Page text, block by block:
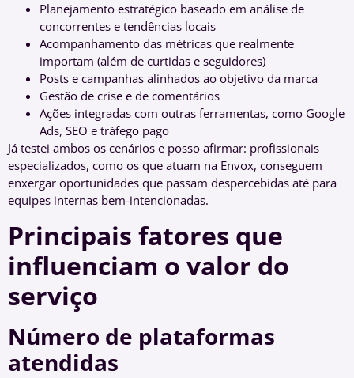
Planejamento estratégico baseado em análise de
concorrentes e tendências locais
Acompanhamento das métricas que realmente
importam (além de curtidas e seguidores)
Posts e campanhas alinhados ao objetivo da marca
Gestão de crise e de comentários
Ações integradas com outras ferramentas, como Google
Ads, SEO e tráfego pago
Já testei ambos os cenários e posso afirmar: profissionais
especializados, como os que atuam na Envox, conseguem
enxergar oportunidades que passam despercebidas até para
equipes internas bem-intencionadas.
Principais fatores que
influenciam o valor do
serviço
Número de plataformas
atendidas